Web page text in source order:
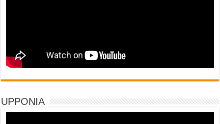
UPPONIA